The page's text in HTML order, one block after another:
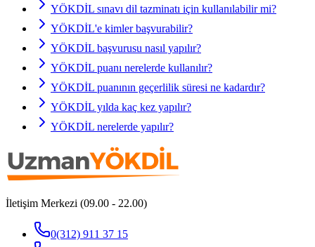
YÖKDİL sınavı dil tazminatı için kullanılabilir mi?
YÖKDİL'e kimler başvurabilir?
YÖKDİL başvurusu nasıl yapılır?
YÖKDİL puanı nerelerde kullanılır?
YÖKDİL puanının geçerlilik süresi ne kadardır?
YÖKDİL yılda kaç kez yapılır?
YÖKDİL nerelerde yapılır?
İletişim Merkezi (09.00 - 22.00)
0(312) 911 37 15